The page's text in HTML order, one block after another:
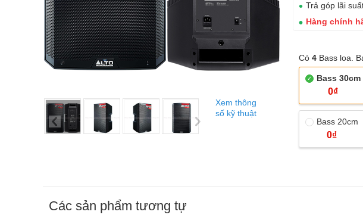
Xem thông
số kỹ thuật
Trả góp lãi
Hàng chính
Có 4 Bass loa.
Bass 30cm
0₫
Bass 20cm
0₫
Các sản phẩm tương tự